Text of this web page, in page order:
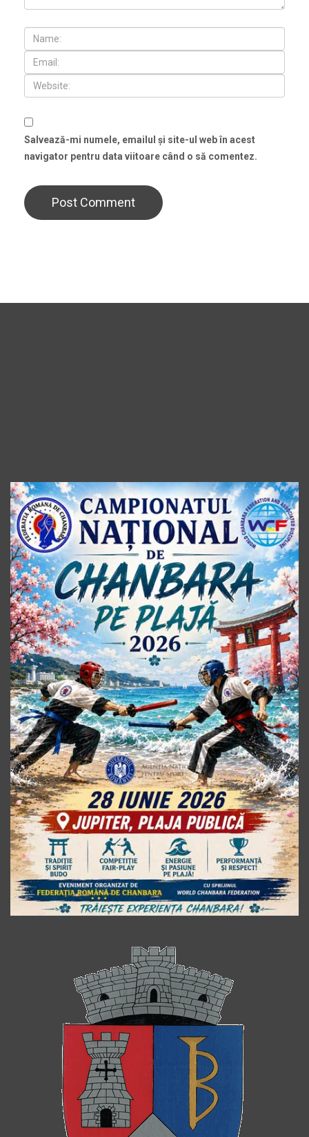
Salvează-mi numele, emailul și site-ul web în acest
navigator pentru data viitoare când o să comentez.